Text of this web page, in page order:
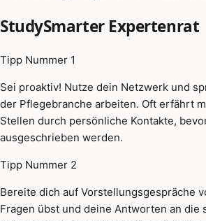
StudySmarter Expertenrat
Tipp Nummer 1
Sei proaktiv! Nutze dein Netzwerk und
der Pflegebranche arbeiten. Oft erfährt
Stellen durch persönliche Kontakte,
ausgeschrieben werden.
Tipp Nummer 2
Bereite dich auf Vorstellungsgespräche
Fragen übst und deine Antworten an die